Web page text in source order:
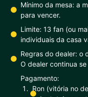
Mínimo da mesa: a
para vencer.
Limite: 13 fan (ou
individuais da casa
Regras do dealer: o
O dealer continua
Pagamento:
Ron (vitória no